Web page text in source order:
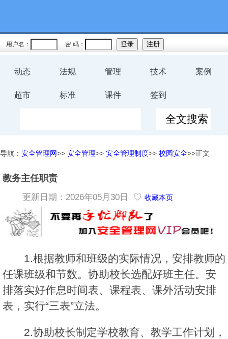
用户名： 密 码：
动态 法规 管理 技术 案例
超市 标准 课件 签到
导航： 安全管理网>> 安全管理>> 安全管理制度>> 校园安全>>正文
教务主任职责
更新日期：2026年05月30日 ♡ 收藏本页
1.根据教师和班级的实际情况，安排教师的
任课班级和节数。协助校长选配好班主任。安
排落实好作息时间表、课程表、课外活动安排
表，实行“三表”立法。
2.协助校长制定学校教育、教学工作计划，